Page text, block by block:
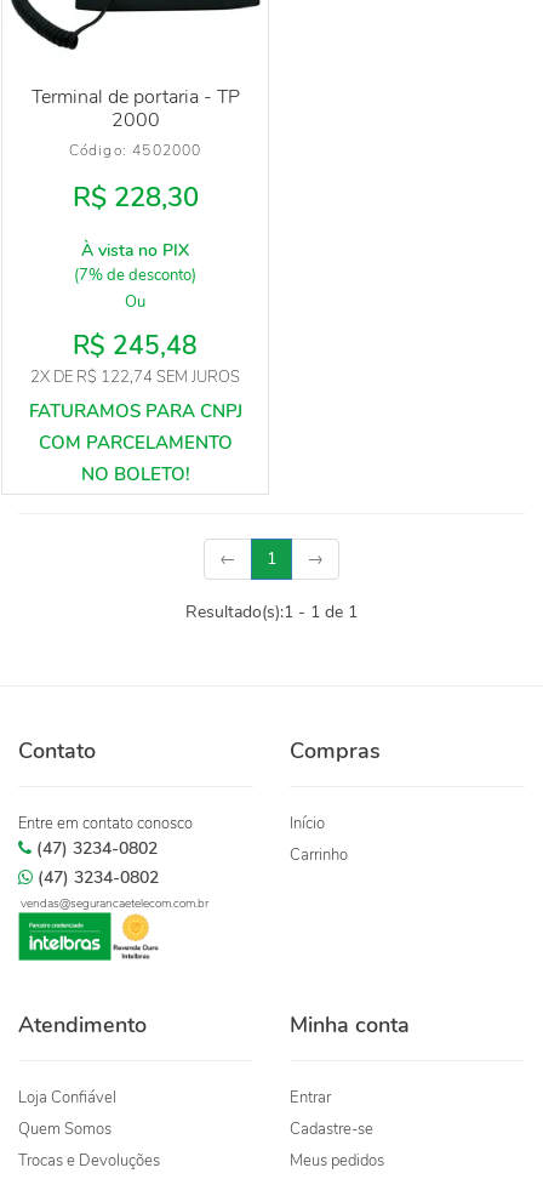
Terminal de portaria - TP
2000
Código: 4502000
R$ 228,30
À vista no PIX
(7% de desconto)
Ou
R$ 245,48
2X DE R$ 122,74 SEM JUROS
← 1(current)
→
Resultado(s):1 - 1 de 1
Contato
Entre em contato conosco
(47) 3234-0802
(47) 3234-0802
vendas@segurancaetelecom.com.br
Compras
Início
Carrinho
Atendimento
Loja Confiável
Quem Somos
Trocas e Devoluções
Minha conta
Entrar
Cadastre-se
Meus pedidos